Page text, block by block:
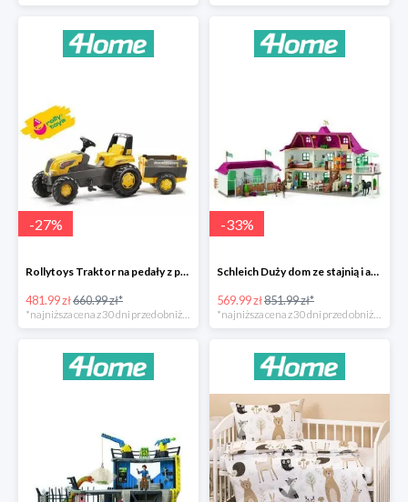
-27%
Rollytoys Traktor na pedały z przyczepą Farm Rolly Junior -27%
481.99 zł660.99 zł*
-33%
Schleich Duży dom ze stajnią i akcesoriami -33%
569.99 zł851.99 zł*